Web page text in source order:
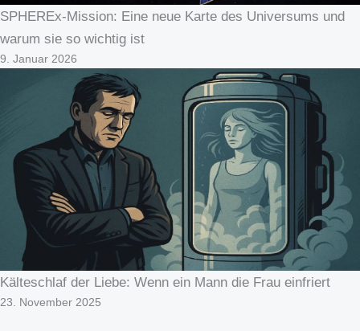
SPHEREx-Mission: Eine neue Karte des Universums und
warum sie so wichtig ist
9. Januar 2026
Kälteschlaf der Liebe: Wenn ein Mann die Frau einfriert
23. November 2025